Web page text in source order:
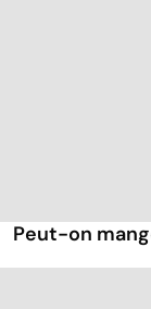
Peut-on